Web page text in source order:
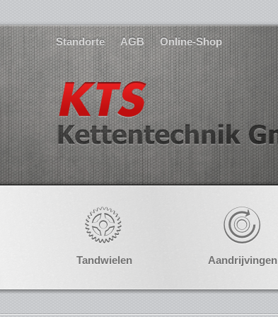
Standorte AGB Online-Shop
Tandwielen Aandrijvingen